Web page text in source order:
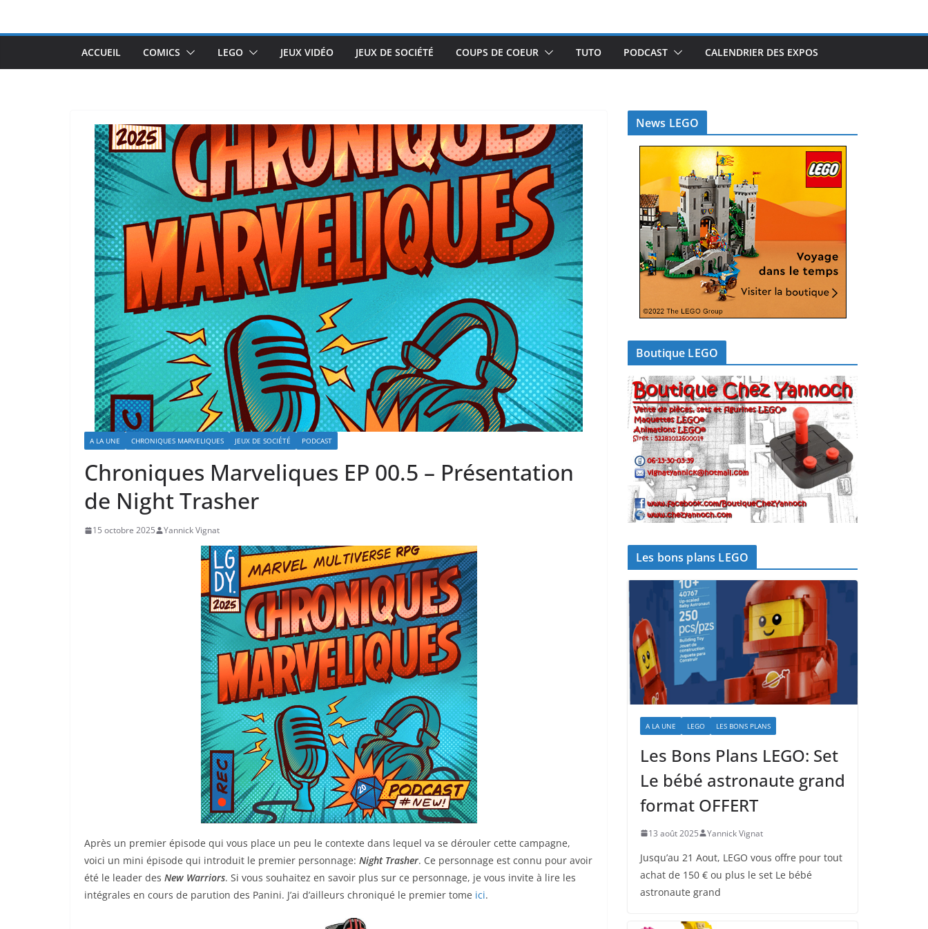
ACCUEIL COMICS LEGO JEUX VIDÉO JEUX DE SOCIÉTÉ COUPS DE COEUR TUTO PODCAST CALENDRIER DES EXPOS
A LA UNE CHRONIQUES MARVELIQUES JEUX DE SOCIÉTÉ PODCAST
Chroniques Marveliques EP 00.5 – Présentation
de Night Trasher
15 octobre 2025 Yannick Vignat
Après un premier épisode qui vous place un peu le contexte dans lequel va se dérouler cette campagne,
voici un mini épisode qui introduit le premier personnage: Night Trasher. Ce personnage est connu pour avoir
été le leader des New Warriors. Si vous souhaitez en savoir plus sur ce personnage, je vous invite à lire les
intégrales en cours de parution des Panini. J’ai d’ailleurs chroniqué le premier tome ici.
News LEGO
Boutique LEGO
Les bons plans LEGO
A LA UNE LEGO LES BONS PLANS
Les Bons Plans LEGO: Set
Le bébé astronaute grand
format OFFERT
13 août 2025 Yannick Vignat
Jusqu’au 21 Aout, LEGO vous offre pour tout
achat de 150 € ou plus le set Le bébé
astronaute grand